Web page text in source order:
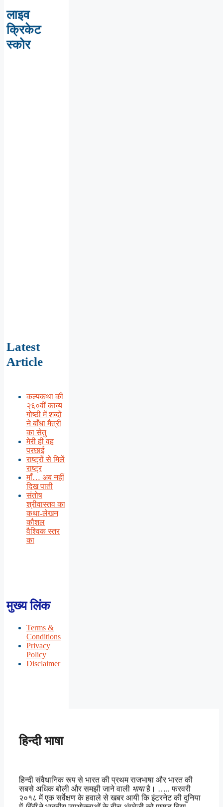
लाइव
क्रिकेट
स्कोर
Latest
Article
कल्पकथा की
२६०वीं काव्य
गोष्ठी में शब्दों
ने बाँधा मैत्री
का सेतु
मेरी ही वह
परछाई
राष्ट्रों से मिलें
राष्ट्र
माँ… अब नहीं
दिख पाती
संतोष
श्रीवास्तव का
कथा-लेखन
कौशल
वैश्विक स्तर
का
मुख्य लिंक
Terms &
Conditions
Privacy
Policy
Disclaimer
हिन्दी भाषा
हिन्दी संवैधानिक रूप से भारत की प्रथम राजभाषा और भारत की
सबसे अधिक बोली और समझी जाने वाली भाषाहै। ….. फरवरी
२०१८ में एक सर्वेक्षण के हवाले से खबर आयी कि इंटरनेट की दुनिया